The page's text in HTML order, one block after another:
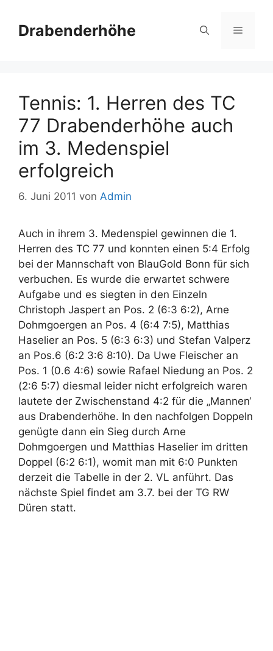
Inhalt
springen
Drabenderhöhe Menü
Tennis: 1. Herren des TC
77 Drabenderhöhe auch
im 3. Medenspiel
erfolgreich
6. Juni 2011 von Admin
Auch in ihrem 3. Medenspiel gewinnen die 1.
Herren des TC 77 und konnten einen 5:4 Erfolg
bei der Mannschaft von BlauGold Bonn für sich
verbuchen. Es wurde die erwartet schwere
Aufgabe und es siegten in den Einzeln
Christoph Jaspert an Pos. 2 (6:3 6:2), Arne
Dohmgoergen an Pos. 4 (6:4 7:5), Matthias
Haselier an Pos. 5 (6:3 6:3) und Stefan Valperz
an Pos.6 (6:2 3:6 8:10). Da Uwe Fleischer an
Pos. 1 (0.6 4:6) sowie Rafael Niedung an Pos. 2
(2:6 5:7) diesmal leider nicht erfolgreich waren
lautete der Zwischenstand 4:2 für die „Mannen‘
aus Drabenderhöhe. In den nachfolgen Doppeln
genügte dann ein Sieg durch Arne
Dohmgoergen und Matthias Haselier im dritten
Doppel (6:2 6:1), womit man mit 6:0 Punkten
derzeit die Tabelle in der 2. VL anführt. Das
nächste Spiel findet am 3.7. bei der TG RW
Düren statt.